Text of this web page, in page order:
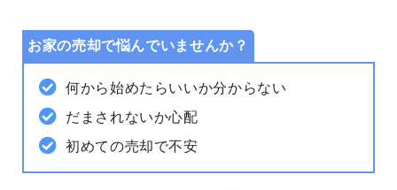
お家の売却で悩んでいませんか？
何から始めたらいいか分からない
だまされないか心配
初めての売却で不安